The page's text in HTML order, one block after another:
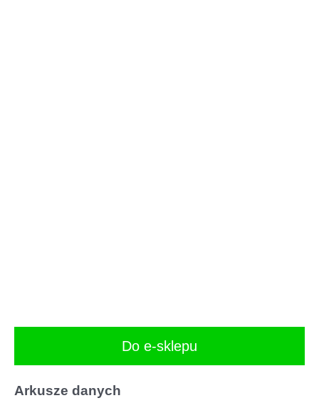
Do e-sklepu
Arkusze danych